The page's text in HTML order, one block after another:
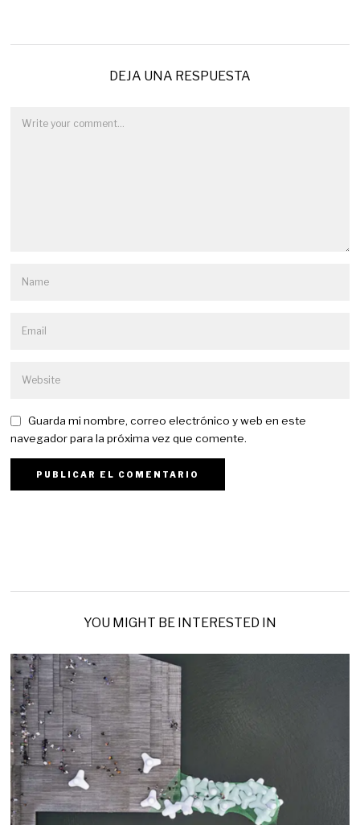
DEJA UNA RESPUESTA
Guarda mi nombre, correo electrónico y web en este
navegador para la próxima vez que comente.
YOU MIGHT BE INTERESTED IN